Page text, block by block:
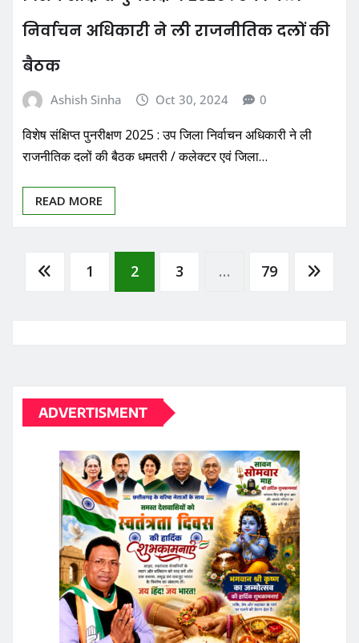
निर्वाचन अधिकारी ने ली राजनीतिक दलों की
बैठक
Ashish Sinha Oct 30, 2024 0
विशेष संक्षिप्त पुनरीक्षण 2025 : उप जिला निर्वाचन अधिकारी ने ली
राजनीतिक दलों की बैठक धमतरी / कलेक्टर एवं जिला…
READ MORE
Posts
1 2 3 … 79
ADVERTISMENT